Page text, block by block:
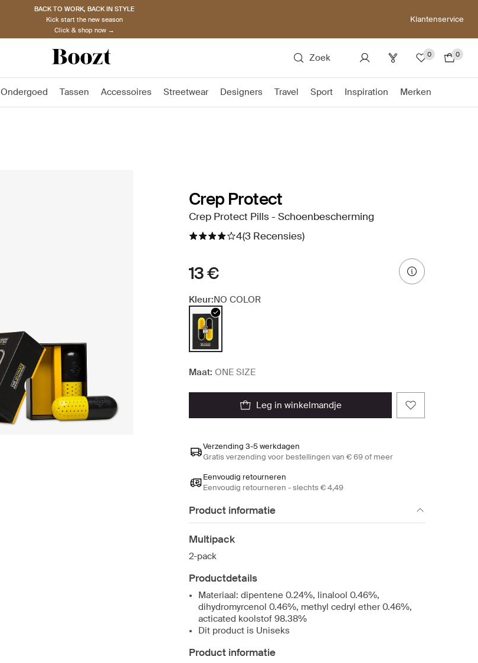
BACK TO WORK, BACK IN STYLE
Kick start the new season
Click & shop now →
Klantenservice
Zoek 0 0
Ondergoed Tassen Accessoires Streetwear Designers Travel Sport Inspiration Merken
Crep Protect
Crep Protect Pills - Schoenbescherming
4(3 Recensies)
13 €
Kleur:NO COLOR
Maat: ONE SIZE
leg in winkelmandje
Verzending 3-5 werkdagen
Gratis verzending voor bestellingen van € 69 of meer
Eenvoudig retourneren
Eenvoudig retourneren - slechts € 4,49
Product informatie
Multipack
2-pack
Productdetails
Materiaal: dipentene 0.24%, linalool 0.46%,
dihydromyrcenol 0.46%, methyl cedryl ether 0.46%,
acticated koolstof 98.38%
Dit product is Uniseks
Product informatie